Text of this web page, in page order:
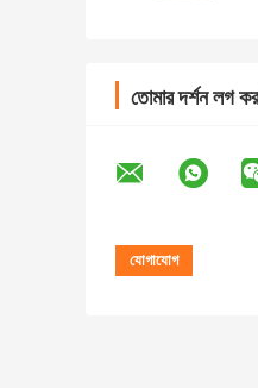
তোমার দর্শন লগ